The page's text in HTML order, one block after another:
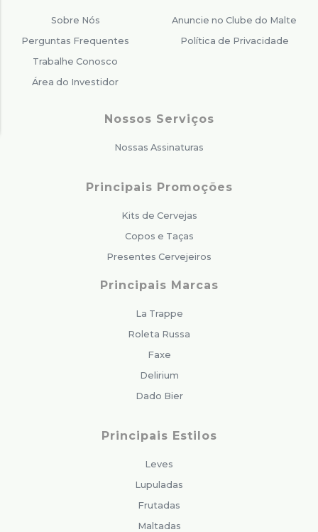
Sobre Nós
Perguntas Frequentes
Trabalhe Conosco
Área do Investidor
Anuncie no Clube do Malte
Política de Privacidade
Nossos Serviços
Nossas Assinaturas
Principais Promoções
Kits de Cervejas
Copos e Taças
Presentes Cervejeiros
Principais Marcas
La Trappe
Roleta Russa
Faxe
Delirium
Dado Bier
Principais Estilos
Leves
Lupuladas
Frutadas
Maltadas